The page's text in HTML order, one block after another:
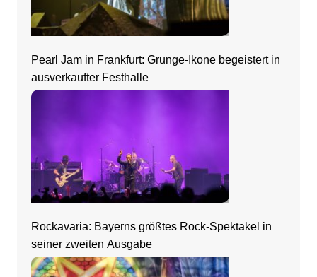
Pearl Jam in Frankfurt: Grunge-Ikone begeistert in
ausverkaufter Festhalle
Rockavaria: Bayerns größtes Rock-Spektakel in
seiner zweiten Ausgabe